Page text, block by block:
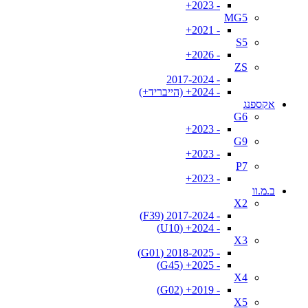
- 2023+
MG5
- 2021+
S5
- 2026+
ZS
- 2017-2024
- 2024+ (הייבריד+)
אקספנג
G6
- 2023+
G9
- 2023+
P7
- 2023+
ב.מ.וו
X2
- 2017-2024 (F39)
- 2024+ (U10)
X3
- 2018-2025 (G01)
- 2025+ (G45)
X4
- 2019+ (G02)
X5